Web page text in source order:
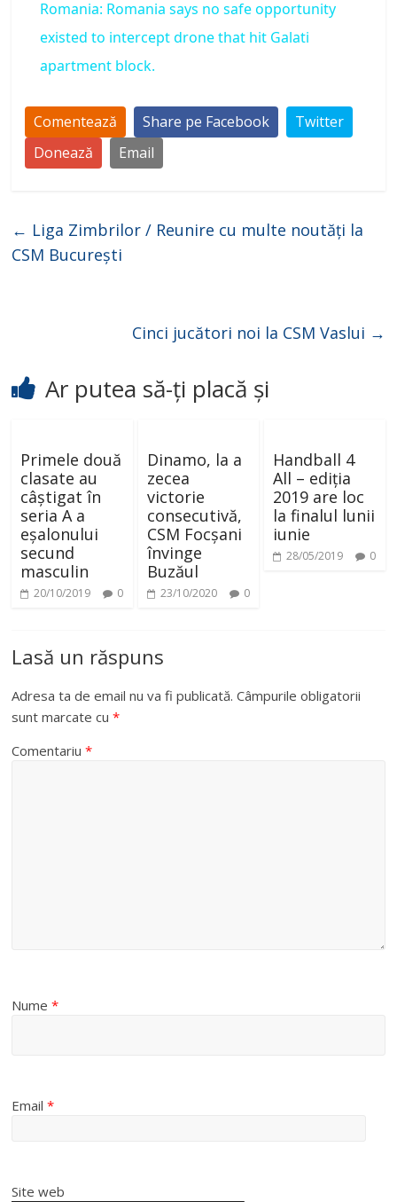
a
V
Romania: Romania says no safe opportunity
existed to intercept drone that hit Galati
apartment block.
Comentează Share pe Facebook
Twitter
Donează
Email
← Liga Zimbrilor / Reunire cu multe noutăți la
CSM București
Cinci jucători noi la CSM Vaslui →
Ar putea să-ți placă și
Primele două
clasate au
câștigat în
seria A a
eșalonului
secund
masculin
20/10/2019 0
Dinamo, la a
zecea
victorie
consecutivă,
CSM Focșani
învinge
Buzăul
23/10/2020 0
Handball 4
All – ediția
2019 are loc
la finalul lunii
iunie
28/05/2019 0
Lasă un răspuns
Adresa ta de email nu va fi publicată. Câmpurile obligatorii
sunt marcate cu*
Comentariu*
Nume*
Email*
Site web